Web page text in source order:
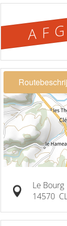
Le Bourg
14570